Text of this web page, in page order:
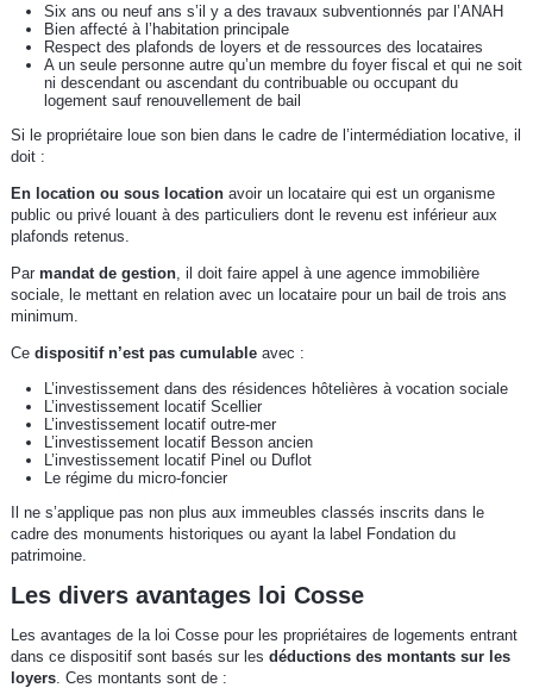
Six ans ou neuf ans s’il y a des travaux subventionnés par l’ANAH
Bien affecté à l’habitation principale
Respect des plafonds de loyers et de ressources des locataires
A un seule personne autre qu’un membre du foyer fiscal et qui ne soit
ni descendant ou ascendant du contribuable ou occupant du
logement sauf renouvellement de bail
Si le propriétaire loue son bien dans le cadre de l’intermédiation locative, il
doit :
En location ou sous locationavoir un locataire qui est un organisme
public ou privé louant à des particuliers dont le revenu est inférieur aux
plafonds retenus.
Par mandat de gestion, il doit faire appel à une agence immobilière
sociale, le mettant en relation avec un locataire pour un bail de trois ans
minimum.
Ce dispositif n’est pas cumulableavec :
L’investissement dans des résidences hôtelières à vocation sociale
L’investissement locatif Scellier
L’investissement locatif outre-mer
L’investissement locatif Besson ancien
L’investissement locatif Pinel ou Duflot
Le régime du micro-foncier
Il ne s’applique pas non plus aux immeubles classés inscrits dans le
cadre des monuments historiques ou ayant la label Fondation du
patrimoine.
Les divers avantages loi Cosse
Les avantages de la loi Cosse pour les propriétaires de logements entrant
dans ce dispositif sont basés sur les déductions des montants sur les
loyers. Ces montants sont de :